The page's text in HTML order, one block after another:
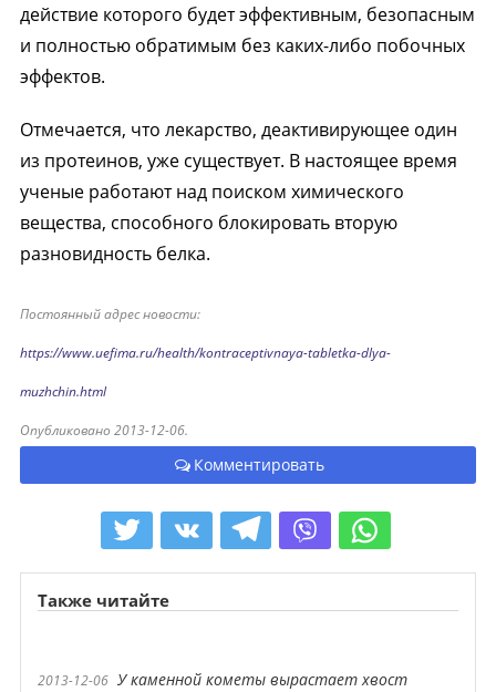
действие которого будет эффективным, безопасным
и полностью обратимым без каких-либо побочных
эффектов.
Отмечается, что лекарство, деактивирующее один
из протеинов, уже существует. В настоящее время
ученые работают над поиском химического
вещества, способного блокировать вторую
разновидность белка.
Постоянный адрес новости:
https://www.uefima.ru/health/kontraceptivnaya-tabletka-dlya-
muzhchin.html
Опубликовано 2013-12-06.
Комментировать
Также читайте
2013-12-06 У каменной кометы вырастает хвост